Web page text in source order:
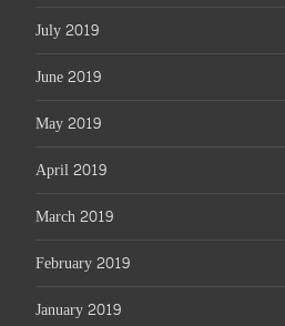
July 2019
June 2019
May 2019
April 2019
March 2019
February 2019
January 2019